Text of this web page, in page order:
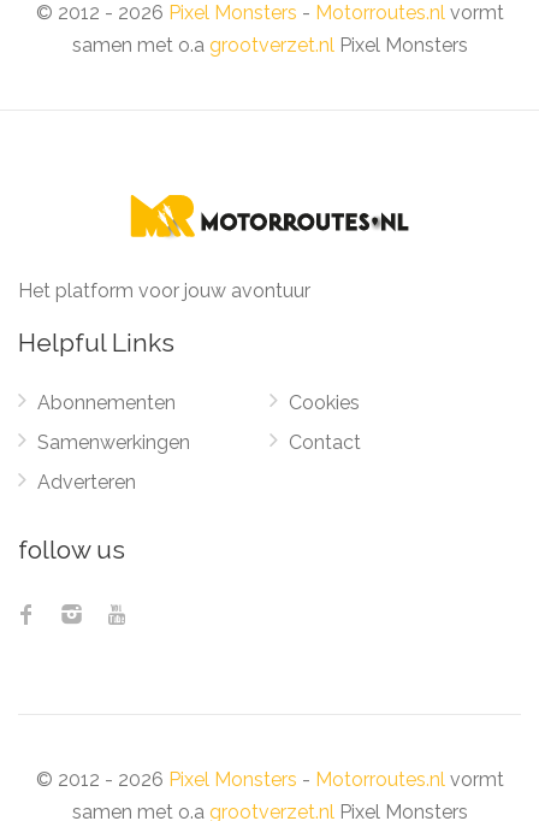
© 2012 - 2026 Pixel Monsters - Motorroutes.nlvormt
samen met o.a grootverzet.nlPixel Monsters
Het platform voor jouw avontuur
Helpful Links
Abonnementen
Samenwerkingen
Adverteren
Cookies
Contact
follow us
© 2012 - 2026 Pixel Monsters - Motorroutes.nlvormt
samen met o.a grootverzet.nlPixel Monsters